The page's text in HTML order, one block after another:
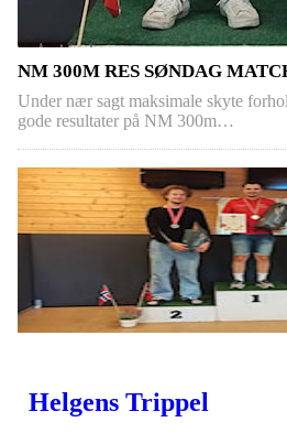
NM 300M RES SØNDAG
Under nær sagt maksimale skyte
gode resultater på NM 300m…
Helgens Trippel